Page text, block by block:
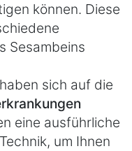
können. Diese
Sesambeins
haben sich auf die
eine ausführliche
um Ihnen